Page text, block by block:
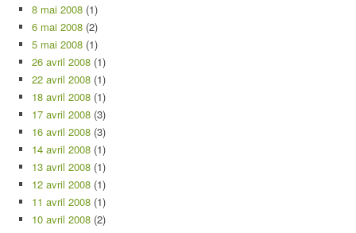
8 mai 2008 (1)
6 mai 2008 (2)
5 mai 2008 (1)
26 avril 2008 (1)
22 avril 2008 (1)
18 avril 2008 (1)
17 avril 2008 (3)
16 avril 2008 (3)
14 avril 2008 (1)
13 avril 2008 (1)
12 avril 2008 (1)
11 avril 2008 (1)
10 avril 2008 (2)